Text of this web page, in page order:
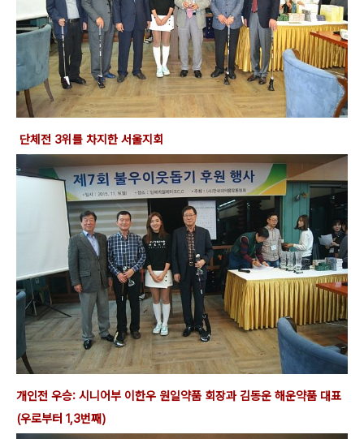
단체전 3위를 차지한 서울지회
개인전 우승: 시니어부 이한우 원일약품 회장과 김동운 해운약품 대표
(우로부터 1,3번째)